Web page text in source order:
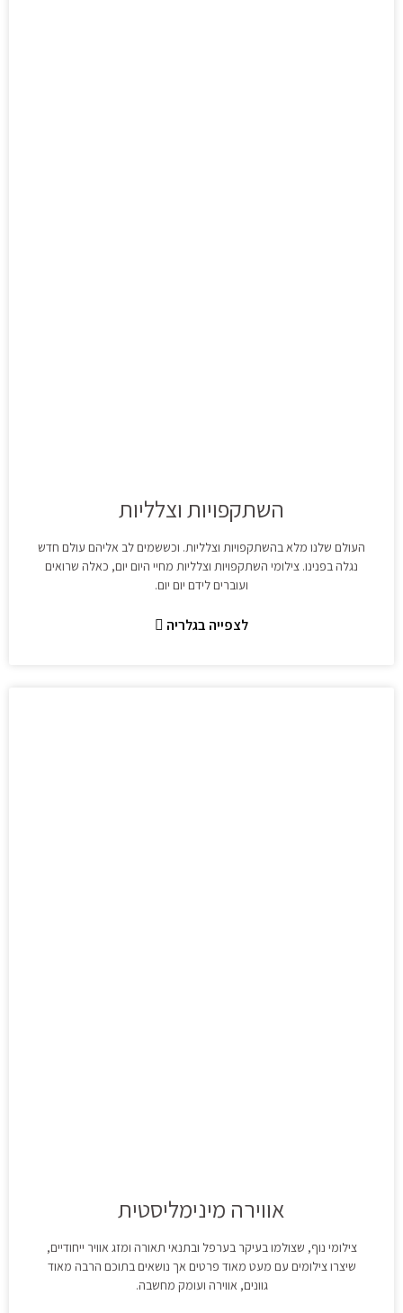
השתקפויות וצלליות
העולם שלנו מלא בהשתקפויות וצלליות. וכששמים לב אליהם עולם חדש
נגלה בפנינו. צילומי השתקפויות וצלליות מחיי היום יום, כאלה שרואים
ועוברים לידם יום יום.
לצפייה בגלריה
אווירה מינימליסטית
צילומי נוף, שצולמו בעיקר בערפל ובתנאי תאורה ומזג אוויר ייחודיים,
שיצרו צילומים עם מעט מאוד פרטים אך נושאים בתוכם הרבה מאוד
גוונים, אווירה ועומק מחשבה.